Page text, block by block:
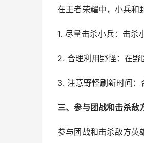
在王者荣耀中，小兵和
1. 尽量击杀小兵：击杀
2. 合理利用野怪：在野
3. 注意野怪刷新时间：
三、参与团战和击杀敌
参与团战和击杀敌方英